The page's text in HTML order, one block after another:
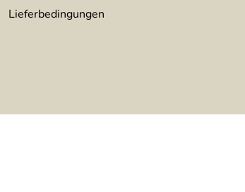
Lieferbedingungen